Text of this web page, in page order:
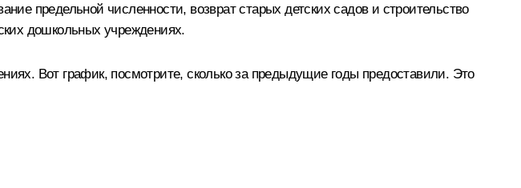
предельной численности, возврат старых детских садов и строительство
дошкольных учреждениях.
Вот график, посмотрите, сколько за предыдущие годы предоставили. Это